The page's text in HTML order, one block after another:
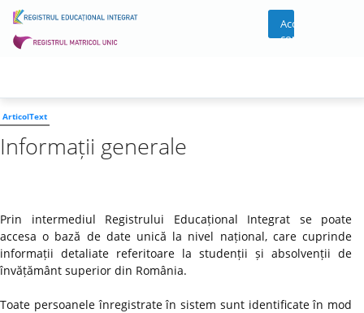
Acces
cont
ArticolText
Informații generale
Prin intermediul Registrului Educațional Integrat se poate
accesa o bază de date unică la nivel național, care cuprinde
informații detaliate referitoare la studenții și absolvenții de
învățământ superior din România.
Toate persoanele înregistrate în sistem sunt identificate în mod